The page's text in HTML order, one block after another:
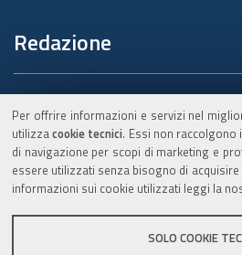
Per offrire informazioni e servizi nel
utilizzacookie tecnici. Essi non
di navigazione per scopi di marketing e
essere utilizzati senza bisogno di
informazioni sui cookie utilizzati leggi la
SOLO COOKIE
Redazione
Informazioni sul Burert
e contatti
C.F.